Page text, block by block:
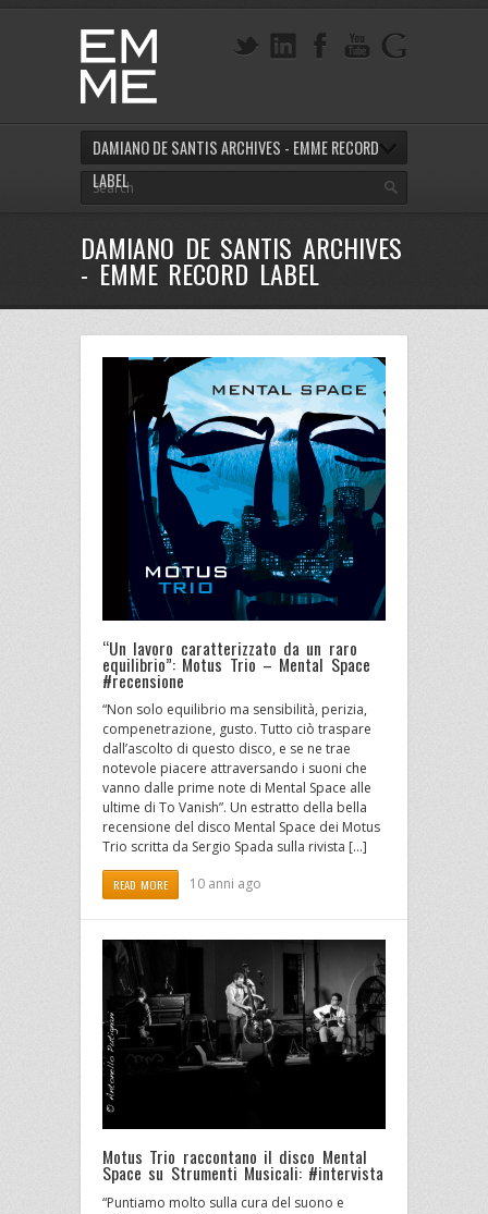
DAMIANO DE SANTIS ARCHIVES - EMME RECORD
LABEL
DAMIANO DE SANTIS ARCHIVES
- EMME RECORD LABEL
“Un lavoro caratterizzato da un raro
equilibrio”: Motus Trio – Mental Space
#recensione
“Non solo equilibrio ma sensibilità, perizia,
compenetrazione, gusto. Tutto ciò traspare
dall’ascolto di questo disco, e se ne trae
notevole piacere attraversando i suoni che
vanno dalle prime note di Mental Space alle
ultime di To Vanish”. Un estratto della bella
recensione del disco Mental Space dei Motus
Trio scritta da Sergio Spada sulla rivista […]
READ MORE 10 anni ago
Motus Trio raccontano il disco Mental
Space su Strumenti Musicali: #intervista
“Puntiamo molto sulla cura del suono e